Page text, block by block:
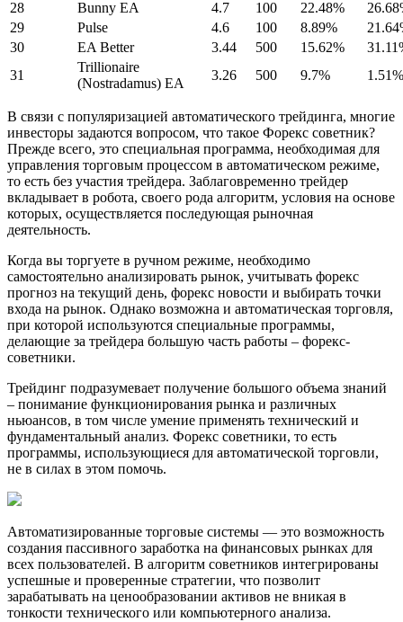
28
Bunny EA 4.7 100 22.48%
29
Pulse 4.6 100 8.89%
30
EA Better 3.44 500 15.62%
31
Trillionaire
(Nostradamus) EA
3.26 500 9.7% 1.51%
В связи с популяризацией автоматического трейдинга, многие
инвесторы задаются вопросом, что такое Форекс советник?
Прежде всего, это специальная программа, необходимая для
управления торговым процессом в автоматическом режиме,
то есть без участия трейдера. Заблаговременно трейдер
вкладывает в робота, своего рода алгоритм, условия на основе
которых, осуществляется последующая рыночная
деятельность.
Когда вы торгуете в ручном режиме, необходимо
самостоятельно анализировать рынок, учитывать форекс
прогноз на текущий день, форекс новости и выбирать точки
входа на рынок. Однако возможна и автоматическая торговля,
при которой используются специальные программы,
делающие за трейдера большую часть работы – форекс-
советники.
Трейдинг подразумевает получение большого объема знаний
– понимание функционирования рынка и различных
ньюансов, в том числе умение применять технический и
фундаментальный анализ. Форекс советники, то есть
программы, использующиеся для автоматической торговли,
не в силах в этом помочь.
Автоматизированные торговые системы — это возможность
создания пассивного заработка на финансовых рынках для
всех пользователей. В алгоритм советников интегрированы
успешные и проверенные стратегии, что позволит
зарабатывать на ценообразовании активов не вникая в
тонкости технического или компьютерного анализа.